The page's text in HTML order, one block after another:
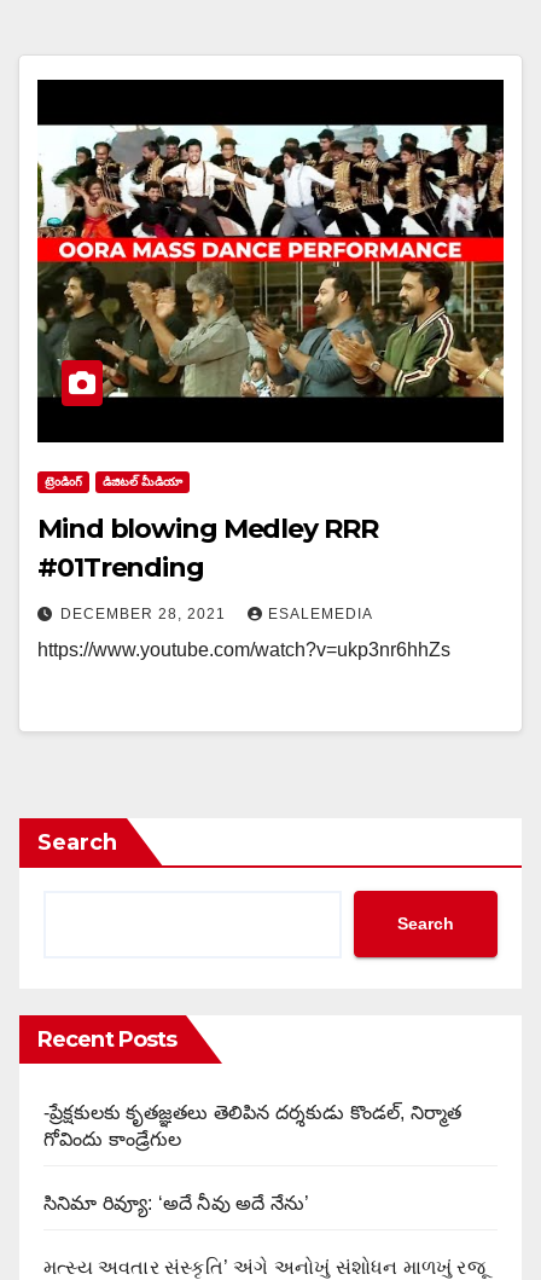
ట్రెండింగ్ డిజిటల్ మీడియా
Mind blowing Medley RRR
#01Trending
DECEMBER 28, 2021 ESALEMEDIA
https://www.youtube.com/watch?v=ukp3nr6hhZs
Search
Search
Recent Posts
-ప్రేక్షకులకు కృతజ్ఞతలు తెలిపిన దర్శకుడు కొండల్, నిర్మాత
గోవిందు కాండ్రేగుల
సినిమా రివ్యూ: ‘అదే నీవు అదే నేను’
મત્સ્ય અવતાર સંસ્કૃતિ’ અંગે અનોખું સંશોધન માળખું રજૂ